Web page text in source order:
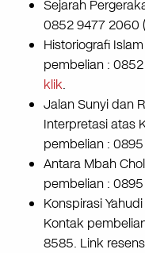
Sejarah
0852 9477 2060
Historiografi
pembelian :
klik.
Jalan Sunyi dan
Interpretasi atas
pembelian :
Antara Mbah
pembelian :
Konspirasi
Kontak
8585. Link